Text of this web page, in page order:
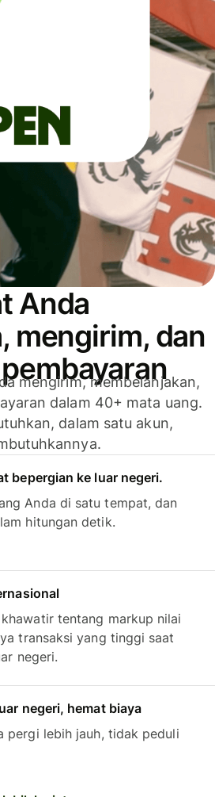
Anda
mengirim, dan
mengirim, membelanjakan,
dalam 40+ mata uang.
dalam satu akun,
bepergian ke luar negeri.
Anda di satu tempat, dan
hitungan detik.
tentang markup nilai
transaksi yang tinggi saat
negeri.
negeri, hemat biaya
pergi lebih jauh, tidak peduli